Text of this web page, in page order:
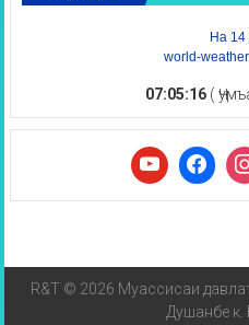
На 14
world-
07:05:16(
R&T © 2026 Муассисаи
Душанбе к.